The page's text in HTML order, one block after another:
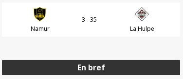
Namur
3 - 35
La Hulpe
En bref